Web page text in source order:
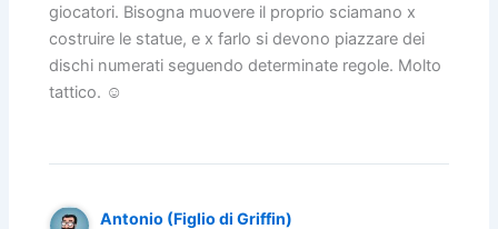
giocatori. Bisogna muovere il proprio sciamano x
costruire le statue, e x farlo si devono piazzare dei
dischi numerati seguendo determinate regole. Molto
tattico. ☺
Antonio (Figlio di Griffin)